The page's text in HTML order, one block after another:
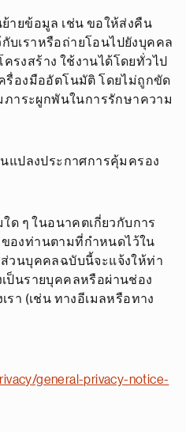
ายข้อมูล เช่น ขอให้ส่งคืน
เราหรือถ่ายโอนไปยังบุคคล
งสร้าง ใช้งานได้โดยทั่วไป
รื่องมืออัตโนมัติ โดยไม่ถูกขัด
ภาระผูกพันในการรักษาความ
นแปลงประกาศการคุ้มครอง
ด ๆ ในอนาคตเกี่ยวกับการ
องท่านตามที่กำหนดไว้ใน
วนบุคคลฉบับนี้จะแจ้งให้ท่า
ป็นรายบุคคลหรือผ่านช่อง
า (เช่น ทางอีเมลหรือทาง
general-privacy-notice-